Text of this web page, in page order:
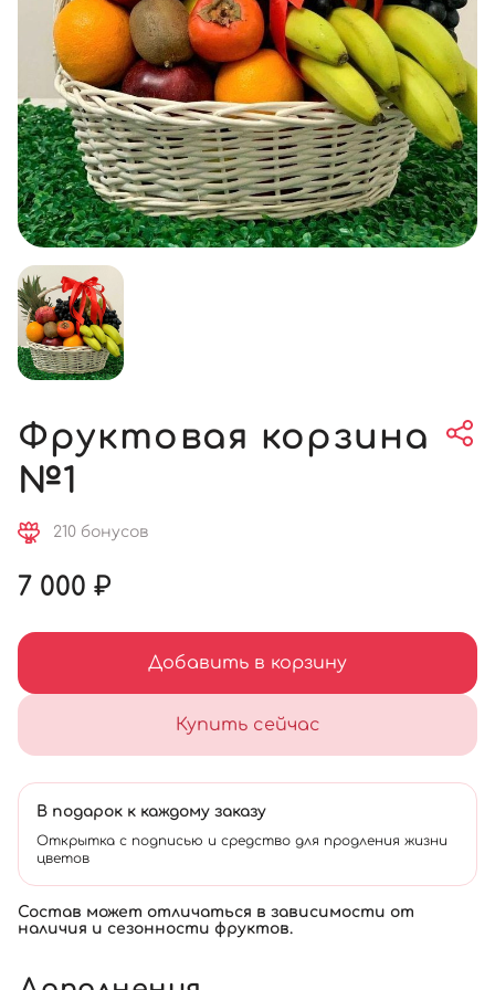
Фруктовая корзина
№1
210 бонусов
7 000 ₽
Добавить в корзину
Купить сейчас
В подарок к каждому заказу
Открытка с подписью и средство для продления жизни
цветов
Состав может отличаться в зависимости от
наличия и сезонности фруктов.